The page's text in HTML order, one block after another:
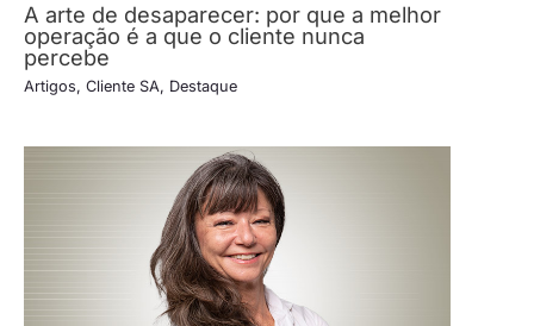
A arte de desaparecer: por que a melhor
operação é a que o cliente nunca
percebe
Artigos, Cliente SA, Destaque